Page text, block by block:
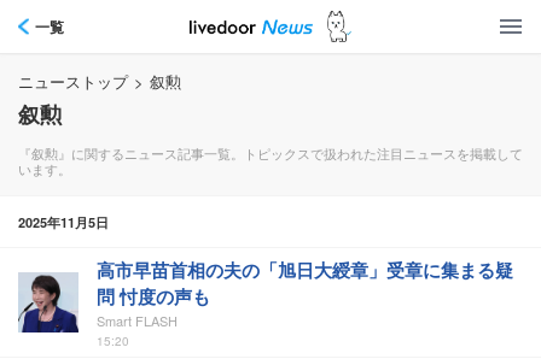
一覧
ニューストップ > 叙勲
叙勲
『叙勲』に関するニュース記事一覧。トピックスで扱われた注目ニュースを掲載して
います。
2025年11月5日
高市早苗首相の夫の「旭日大綬章」受章に集まる疑
問 忖度の声も
Smart FLASH
15:20